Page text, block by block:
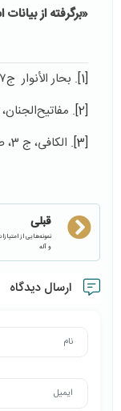
«برگرفته از
[1] . بحار الأنوار ج۴۷ ص۷۹.
[2]
.
[3] . الکافی، ج 3، ص 478.
قبلی
نمونه‌هایی از
و آله
ارسال دیدگاه